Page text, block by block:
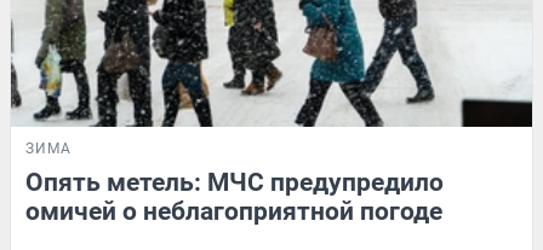
ЗИМА
Опять метель: МЧС предупредило
омичей о неблагоприятной погоде